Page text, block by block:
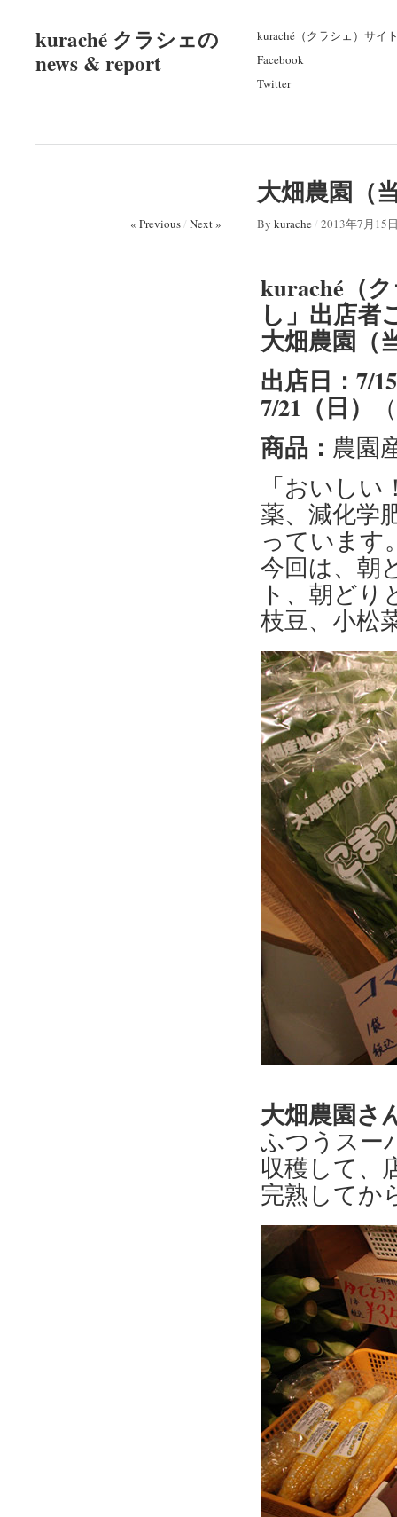
kuraché クラシェの
news & report
kuraché（クラシェ）サイ
Facebook
Twitter
大畑農園（
« Previous/ Next » By kurache/ 2013年7月15
kuraché（
し」出店者
大畑農園（
出店日：7/
7/21（日）
商品： 農園
「おいし
薬、減化学
っています
今回は、朝
ト、朝ど
枝豆、小松
大畑農園さ
ふつうスー
収穫して、
完熟してか